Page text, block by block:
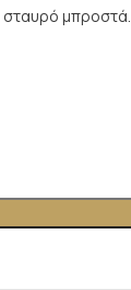
σταυρό μπροστά.